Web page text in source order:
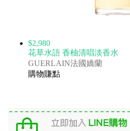
$2,980
花草水語 香柚清唱淡香水
GUERLAIN法國嬌蘭
購物賺點